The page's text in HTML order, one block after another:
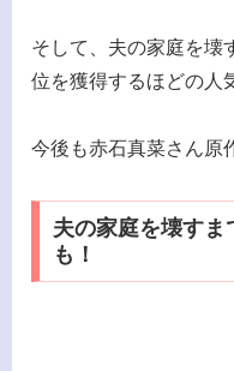
そして、夫の家庭を壊
位を獲得するほどの人
今後も赤石真菜さん原
夫の家庭を壊すま
も！